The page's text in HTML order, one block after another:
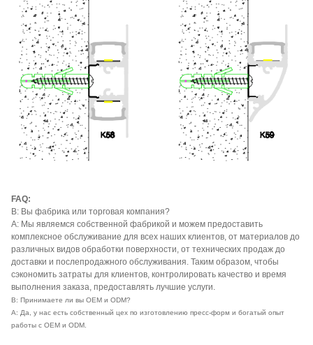
FAQ:
В: Вы фабрика или торговая компания?
A: Мы являемся собственной фабрикой и можем предоставить
комплексное обслуживание для всех наших клиентов, от материалов до
различных видов обработки поверхности, от технических продаж до
доставки и послепродажного обслуживания. Таким образом, чтобы
сэкономить затраты для клиентов, контролировать качество и время
выполнения заказа, предоставлять лучшие услуги.
В: Принимаете ли вы OEM и ODM?
A: Да, у нас есть собственный цех по изготовлению пресс-форм и богатый опыт
работы с OEM и ODM.